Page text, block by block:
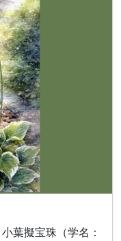
鑑で
葉擬宝珠（学名：